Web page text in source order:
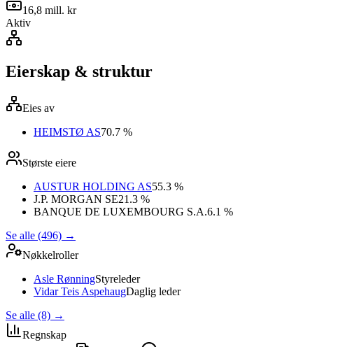
16,8 mill. kr
Aktiv
Eierskap & struktur
Eies av
HEIMSTØ AS70.7 %
Største eiere
AUSTUR HOLDING AS55.3 %
J.P. MORGAN SE21.3 %
BANQUE DE LUXEMBOURG S.A.6.1 %
Se alle (496) →
Nøkkelroller
Asle RønningStyreleder
Vidar Teis AspehaugDaglig leder
Se alle (8) →
Regnskap